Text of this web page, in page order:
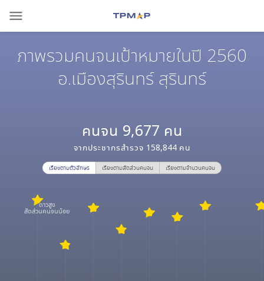
menu
ภาพรวมคนจนเป้าหมายในปี 2560
อ.เมืองสุรินทร์ สุรินทร์
คนจน 9,677 คน
จากประชากรสำรวจ 158,844 คน
เรียงตามตัวอักษร เรียงตามสัดส่วนคนจน เรียงตามจำนวนคนจน
ดาวสูง
สัดส่วนคนจนน้อย